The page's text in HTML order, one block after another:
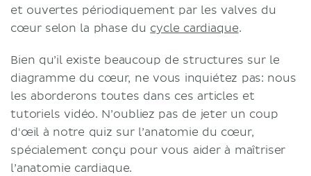
et ouvertes périodiquement par les valves du
cœur selon la phase du cycle cardiaque.
Bien qu’il existe beaucoup de structures sur le
diagramme du cœur, ne vous inquiétez pas: nous
les aborderons toutes dans ces articles et
tutoriels vidéo. N’oubliez pas de jeter un coup
d'œil à notre quiz sur l’anatomie du cœur,
spécialement conçu pour vous aider à maîtriser
l’anatomie cardiaque.